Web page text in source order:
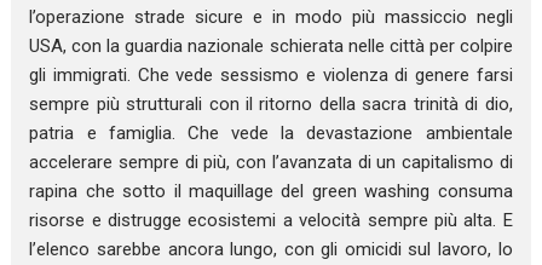
l’operazione strade sicure e in modo più massiccio negli
USA, con la guardia nazionale schierata nelle città per colpire
gli immigrati. Che vede sessismo e violenza di genere farsi
sempre più strutturali con il ritorno della sacra trinità di dio,
patria e famiglia. Che vede la devastazione ambientale
accelerare sempre di più, con l’avanzata di un capitalismo di
rapina che sotto il maquillage del green washing consuma
risorse e distrugge ecosistemi a velocità sempre più alta. E
l’elenco sarebbe ancora lungo, con gli omicidi sul lavoro, lo